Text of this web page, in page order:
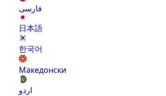
فارسی
日本語
한국어
Македонски
اردو